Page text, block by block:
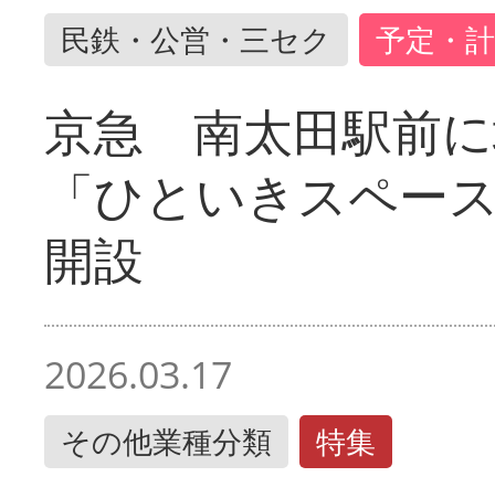
民鉄・公営・三セク 予定・
京急 南太田駅前
「ひといきスペー
開設
2026.03.17
その他業種分類 特集